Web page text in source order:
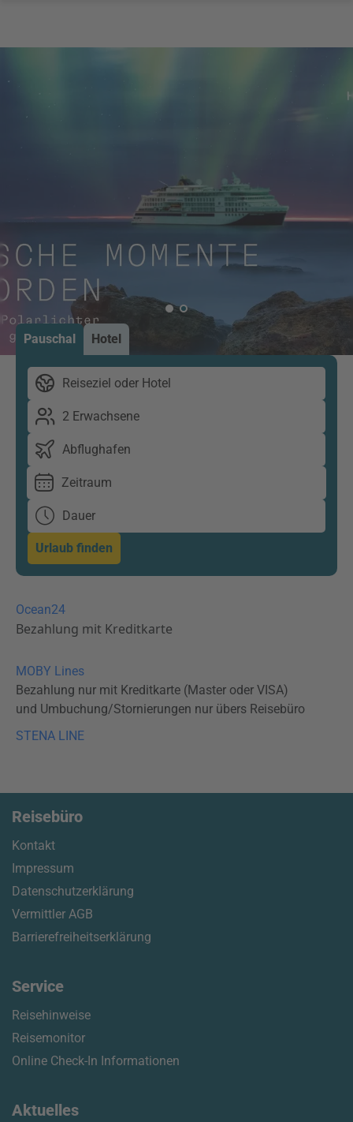
Pauschal Hotel
Reiseziel oder Hotel
2 Erwachsene
Abflughafen
Zeitraum
Dauer
Urlaub finden
Ocean24
Bezahlung mit Kreditkarte
MOBY Lines
Bezahlung nur mit Kreditkarte (Master oder VISA)
und Umbuchung/Stornierungen nur übers Reisebüro
STENA LINE
Reisebüro
Kontakt
Impressum
Datenschutzerklärung
Vermittler AGB
Barrierefreiheitserklärung
Service
Reisehinweise
Reisemonitor
Online Check-In Informationen
Aktuelles